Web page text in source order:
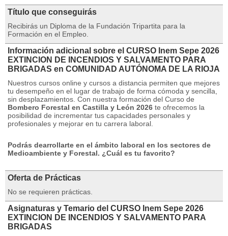
Título que conseguirás
Recibirás un Diploma de la Fundación Tripartita para la
Formación en el Empleo.
Información adicional sobre el CURSO Inem Sepe 2026
EXTINCION DE INCENDIOS Y SALVAMENTO PARA
BRIGADAS en COMUNIDAD AUTÓNOMA DE LA RIOJA
Nuestros cursos online y cursos a distancia permiten que mejores
tu desempeño en el lugar de trabajo de forma cómoda y sencilla,
sin desplazamientos. Con nuestra formación del Curso de
Bombero Forestal en Castilla y León 2026 te ofrecemos la
posibilidad de incrementar tus capacidades personales y
profesionales y mejorar en tu carrera laboral.
Podrás dearrollarte en el ámbito laboral en los sectores de
Medioambiente y Forestal. ¿Cuál es tu favorito?
Oferta de Prácticas
No se requieren prácticas.
Asignaturas y Temario del CURSO Inem Sepe 2026
EXTINCION DE INCENDIOS Y SALVAMENTO PARA
BRIGADAS